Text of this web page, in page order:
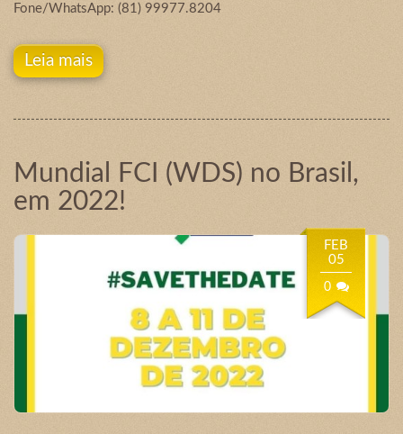
Fone/WhatsApp: (81) 99977.8204
Leia mais
Mundial FCI (WDS) no Brasil,
em 2022!
FEB
05
0